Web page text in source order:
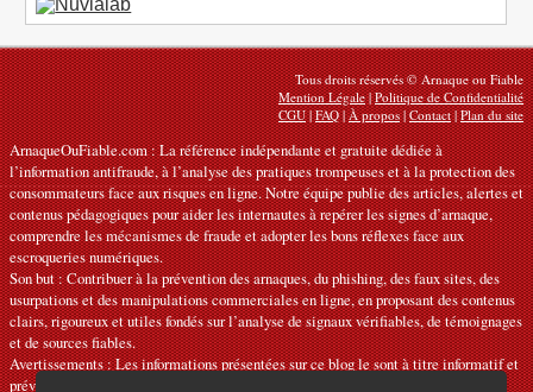
Tous droits réservés © Arnaque ou Fiable
Mention Légale|Politique de Confidentialité
CGU|FAQ|À propos|Contact|Plan du site
ArnaqueOuFiable.com : La référence indépendante et gratuite dédiée à
l’information antifraude, à l’analyse des pratiques trompeuses et à la protection des
consommateurs face aux risques en ligne. Notre équipe publie des articles, alertes et
contenus pédagogiques pour aider les internautes à repérer les signes d’arnaque,
comprendre les mécanismes de fraude et adopter les bons réflexes face aux
escroqueries numériques.
Son but : Contribuer à la prévention des arnaques, du phishing, des faux sites, des
usurpations et des manipulations commerciales en ligne, en proposant des contenus
clairs, rigoureux et utiles fondés sur l’analyse de signaux vérifiables, de témoignages
et de sources fiables.
Avertissements : Les informations présentées sur ce blog le sont à titre informatif et
préventif. Elles ne constituent ni des recommandations officielles ni des conseils